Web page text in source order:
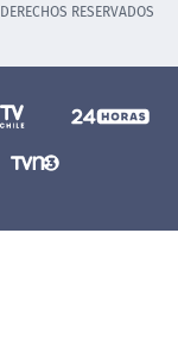
RESERVADOS